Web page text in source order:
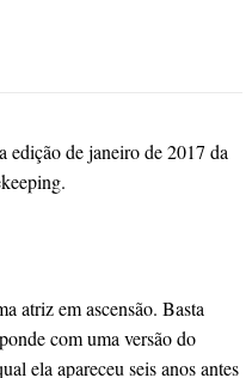
edição de janeiro de 2017 da
atriz em ascensão. Basta
com uma versão do
ela apareceu seis anos antes